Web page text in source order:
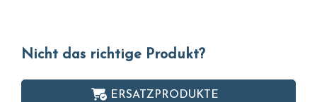
Nicht das richtige Produkt?
ERSATZPRODUKTE